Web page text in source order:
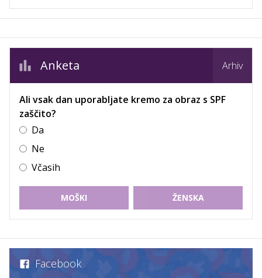
Anketa Arhiv
Ali vsak dan uporabljate kremo za obraz s SPF
zaščito?
Da
Ne
Včasih
MOŠKI ŽENSKA
Facebook